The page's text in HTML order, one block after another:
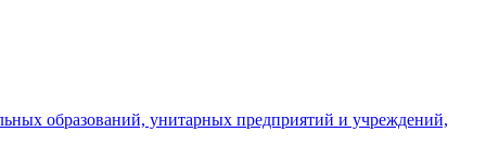
образований, унитарных предприятий и учреждений,